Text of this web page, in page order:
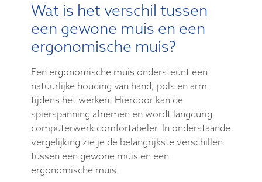
Wat is het verschil tussen
een gewone muis en een
ergonomische muis?
Een ergonomische muis ondersteunt een
natuurlijke houding van hand, pols en arm
tijdens het werken. Hierdoor kan de
spierspanning afnemen en wordt langdurig
computerwerk comfortabeler. In onderstaande
vergelijking zie je de belangrijkste verschillen
tussen een gewone muis en een
ergonomische muis.